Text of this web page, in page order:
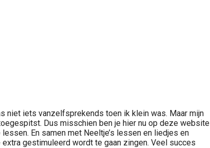
niet iets vanzelfsprekends toen ik klein was. Maar mijn
Dus misschien ben je hier nu op deze website
En samen met Neeltje’s lessen en liedjes en
gestimuleerd wordt te gaan zingen. Veel succes